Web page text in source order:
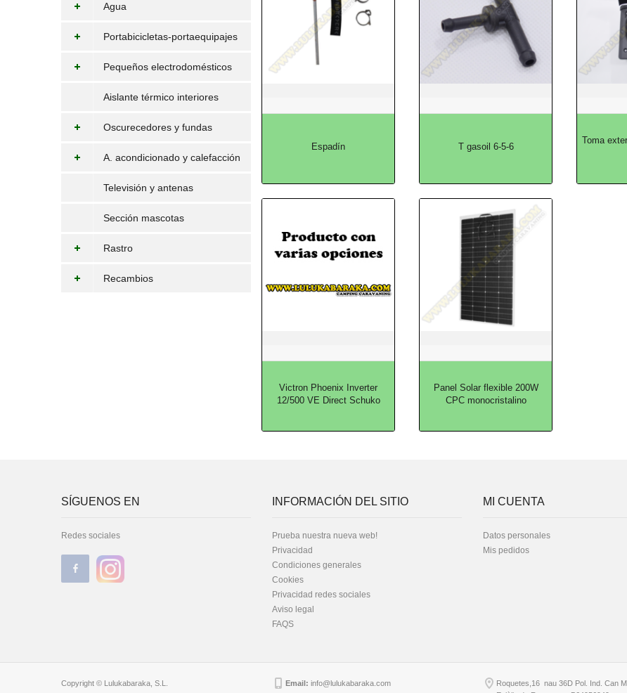
Agua
Portabicicletas-portaequipajes
Pequeños electrodomésticos
Aislante térmico interiores
Oscurecedores y fundas
A. acondicionado y calefacción
Televisión y antenas
Sección mascotas
Rastro
Recambios
Espadín T gasoil 6-5-6
Toma
Victron Phoenix Inverter
12/500 VE Direct Schuko
Panel Solar flexible 200W
CPC monocristalino
SÍGUENOS EN
Redes sociales
INFORMACIÓN DEL SITIO
Prueba nuestra nueva web!
Privacidad
Condiciones generales
Cookies
Privacidad redes sociales
Aviso legal
FAQS
MI CUENTA
Datos personales
Mis pedidos
Copyright © Lulukabaraka, S.L. Email: info@lulukabaraka.com
Roquetes,16 nau 36D Pol. Ind. Can